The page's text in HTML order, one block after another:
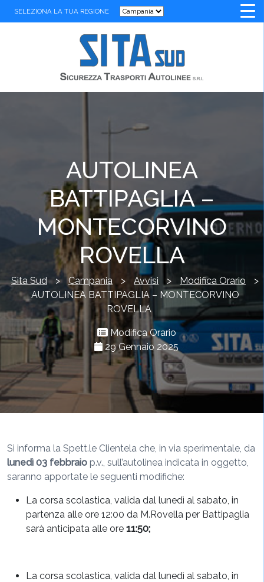
SELEZIONA LA TUA REGIONE
AUTOLINEA
BATTIPAGLIA –
MONTECORVINO
ROVELLA
Sita Sud > Campania > Avvisi > Modifica Orario
>
AUTOLINEA BATTIPAGLIA – MONTECORVINO
ROVELLA
Modifica Orario
29 Gennaio 2025
Si informa la Spett.le Clientela che, in via sperimentale, da
lunedì 03 febbraio p.v., sull’autolinea indicata in oggetto,
saranno apportate le seguenti modifiche:
La corsa scolastica, valida dal lunedì al sabato, in
partenza alle ore 12:00 da M.Rovella per Battipaglia
sarà anticipata alle ore 11:50;
La corsa scolastica, valida dal lunedì al sabato, in